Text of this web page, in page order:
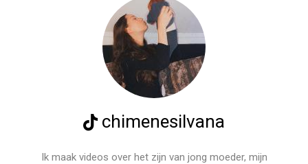
chimenesilvana
Ik maak videos over het zijn van jong moeder, mijn